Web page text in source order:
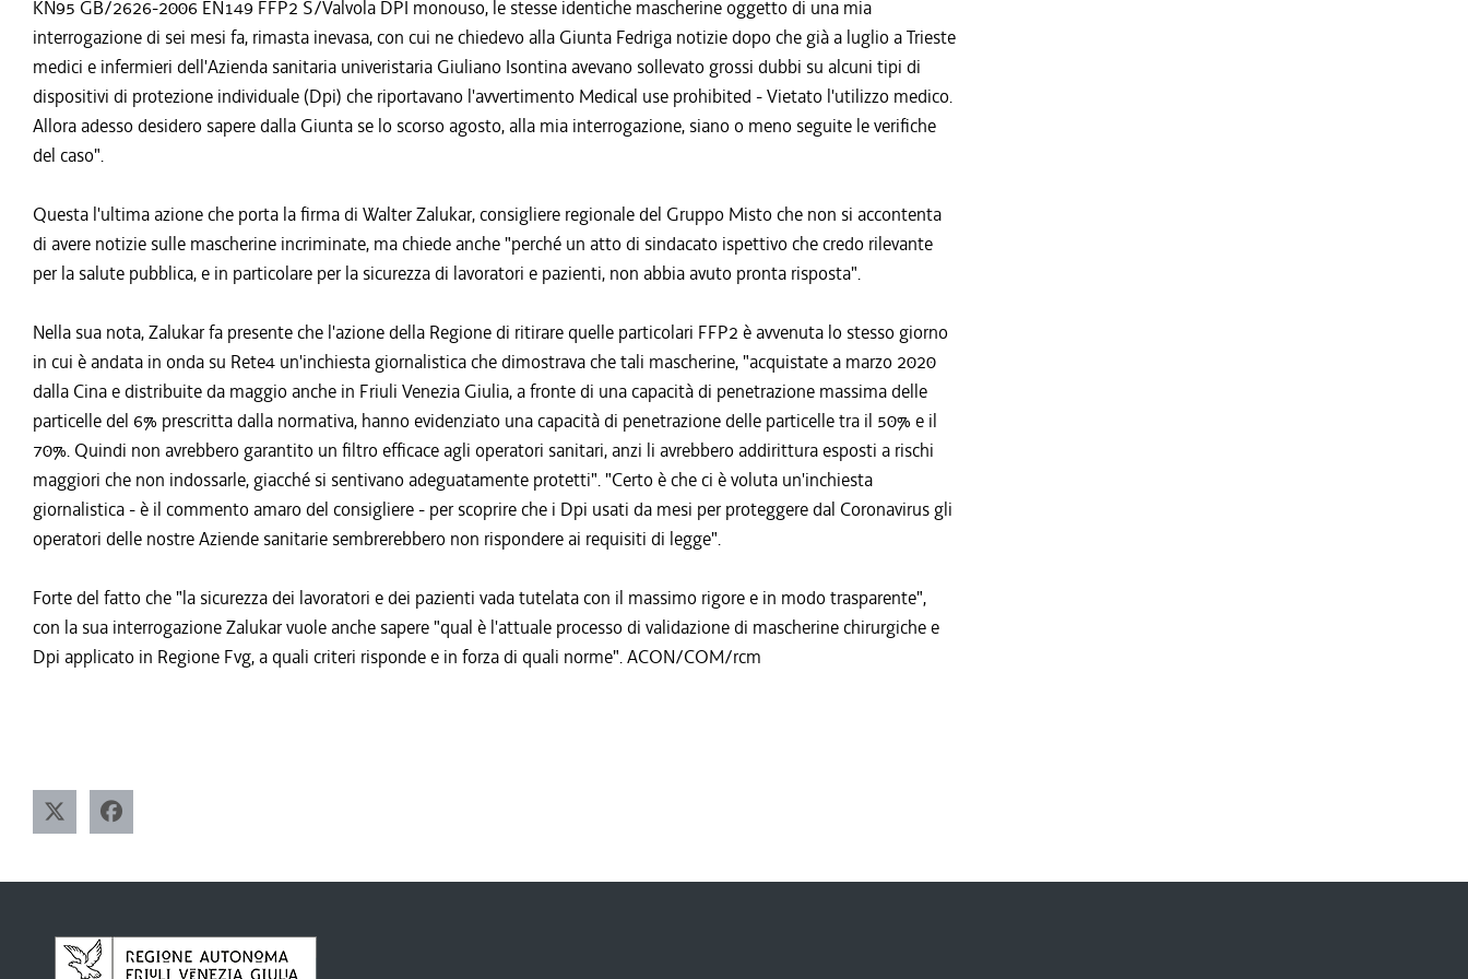
KN95 GB/2626-2006 EN149 FFP2 S/Valvola DPI monouso, le stesse identiche mascherine oggetto di una mia
interrogazione di sei mesi fa, rimasta inevasa, con cui ne chiedevo alla Giunta Fedriga notizie dopo che già a luglio a Trieste
medici e infermieri dell'Azienda sanitaria univeristaria Giuliano Isontina avevano sollevato grossi dubbi su alcuni tipi di
dispositivi di protezione individuale (Dpi) che riportavano l'avvertimento Medical use prohibited - Vietato l'utilizzo medico.
Allora adesso desidero sapere dalla Giunta se lo scorso agosto, alla mia interrogazione, siano o meno seguite le verifiche
del caso".
Questa l'ultima azione che porta la firma di Walter Zalukar, consigliere regionale del Gruppo Misto che non si accontenta
di avere notizie sulle mascherine incriminate, ma chiede anche "perché un atto di sindacato ispettivo che credo rilevante
per la salute pubblica, e in particolare per la sicurezza di lavoratori e pazienti, non abbia avuto pronta risposta".
Nella sua nota, Zalukar fa presente che l'azione della Regione di ritirare quelle particolari FFP2 è avvenuta lo stesso giorno
in cui è andata in onda su Rete4 un'inchiesta giornalistica che dimostrava che tali mascherine, "acquistate a marzo 2020
dalla Cina e distribuite da maggio anche in Friuli Venezia Giulia, a fronte di una capacità di penetrazione massima delle
particelle del 6% prescritta dalla normativa, hanno evidenziato una capacità di penetrazione delle particelle tra il 50% e il
70%. Quindi non avrebbero garantito un filtro efficace agli operatori sanitari, anzi li avrebbero addirittura esposti a rischi
maggiori che non indossarle, giacché si sentivano adeguatamente protetti". "Certo è che ci è voluta un'inchiesta
giornalistica - è il commento amaro del consigliere - per scoprire che i Dpi usati da mesi per proteggere dal Coronavirus gli
operatori delle nostre Aziende sanitarie sembrerebbero non rispondere ai requisiti di legge".
Forte del fatto che "la sicurezza dei lavoratori e dei pazienti vada tutelata con il massimo rigore e in modo trasparente",
con la sua interrogazione Zalukar vuole anche sapere "qual è l'attuale processo di validazione di mascherine chirurgiche e
Dpi applicato in Regione Fvg, a quali criteri risponde e in forza di quali norme". ACON/COM/rcm